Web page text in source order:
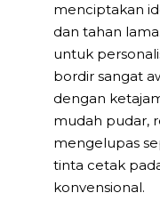
menciptakan
dan tahan
untuk
bordir sangat
dengan
mudah pudar,
mengelupas
tinta cetak
konvensional.